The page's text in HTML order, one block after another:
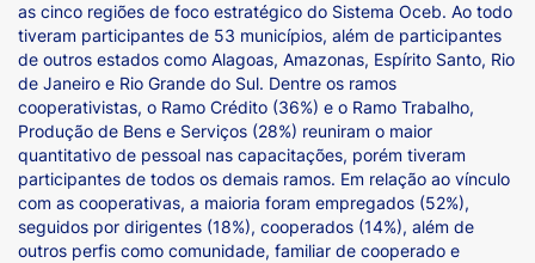
as cinco regiões de foco estratégico do Sistema Oceb. Ao todo
tiveram participantes de 53 municípios, além de participantes
de outros estados como Alagoas, Amazonas, Espírito Santo, Rio
de Janeiro e Rio Grande do Sul. Dentre os ramos
cooperativistas, o Ramo Crédito (36%) e o Ramo Trabalho,
Produção de Bens e Serviços (28%) reuniram o maior
quantitativo de pessoal nas capacitações, porém tiveram
participantes de todos os demais ramos. Em relação ao vínculo
com as cooperativas, a maioria foram empregados (52%),
seguidos por dirigentes (18%), cooperados (14%), além de
outros perfis como comunidade, familiar de cooperado e